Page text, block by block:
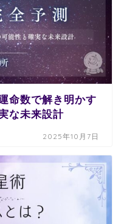
命数で解き明かす
な未来設計
2025年10月7日